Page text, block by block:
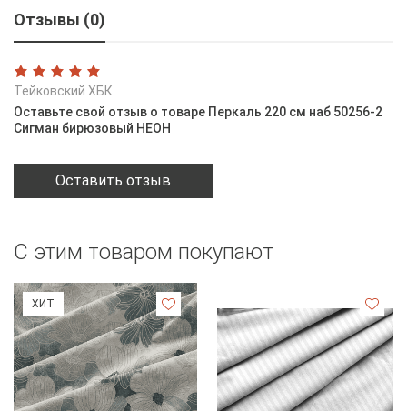
Отзывы (0)
Тейковский ХБК
Оставьте свой отзыв о товаре Перкаль 220 см наб 50256-2
Сигман бирюзовый НЕОН
Оставить отзыв
С этим товаром покупают
ХИТ